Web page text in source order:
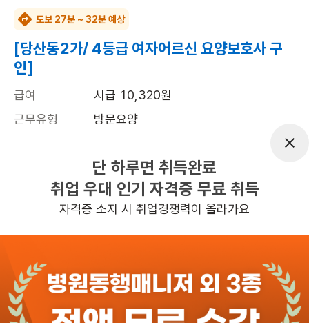
도보 27분 ~ 32분 예상
[당산동2가/ 4등급 여자어르신 요양보호사 구
인]
급여
시급 10,320원
근무유형
방문요양
주5일근무
근무시간
09:00~12:00
관심 일자리정보 더보기
1일전등록
도보 21분 ~ 26분 예상
단 하루면 취득완료
취업 우대 인기 자격증 무료 취득
자격증 소지 시 취업경쟁력이 올라가요